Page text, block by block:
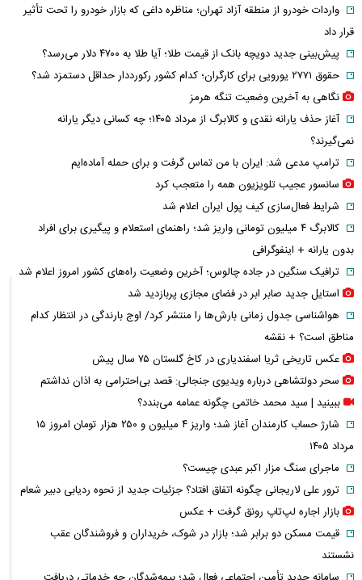
واردات خودرو از منطقه آزاد تهران؛ مناظره داغی که بازار خودرو را تحت تأثیر
قرار داد
پیش‌بینی جدید دویچه‌ بانک از قیمت طلا؛ آیا طلا به ۴۷۰۰ دلار می‌رسد؟
حقوق ۲۷۷۱ یورویی برای کارگران؛ کدام کشور رکورددار حداقل دستمزد شد؟
نگاهی به آخرین وضعیت تنگه هرمز
آغاز حذف یارانه نقدی و کالابرگ از مرداد ۱۴۰۵؛ چه کسانی دیگر یارانه
نمی‌گیرند؟
ترامپ مدعی شد: ایران با من تماس گرفت و برای حمله آماده‌ایم
سانسور عجیب تلویزیون همه را متعجب کرد
شرایط فعال‌سازی کیف پول ایران اعلام شد
کالابرگ ۴ میلیون تومانی واریز شد؛ راهنمای استعلام و پیگیری برای افراد
بدون یارانه + اینفوگرافی
ترافیک سنگین در جاده چالوس؛ آخرین وضعیت راه‌های کشور امروز اعلام شد
استایل جدید صابر ابر در فضای مجازی پربازدید شد
هواشناسی جدول زمانی بارش‌ها را منتشر کرد/ اوج بارندگی در انتظار کدام
مناطق است؟ + نقشه
عکس تاریخی ثریا اسفندیاری در کاخ گلستان ۷۵ سال پیش
سحر دولتشاهی درباره ویدیوی جنجالی: قصد بی‌احترامی به اذان نداشتم
ببینید | سید محمد خاتمی چگونه عمامه می‌بندد؟
شارژ حساب کارمندان آغاز شد؛ واریز ۴ میلیون و ۲۵۰ هزار تومان امروز ۱۵
مرداد ۱۴۰۵
ماجرای سنگ مزار اکبر عبدی چیست؟
ترور علی لاریجانی چگونه اتفاق افتاد؟ جزئیات جدید از نحوه ردیابی دبیر شعام
بازار اجاره لپ‌تاپ رونق گرفت + عکس
قیمت مسکن دو برابر شد؛ بازار در شوک، خریداران و فروشندگان عقب
نشستند